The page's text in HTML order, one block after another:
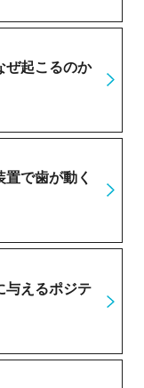
ぜ起こるのか
で歯が動く
与えるポジテ